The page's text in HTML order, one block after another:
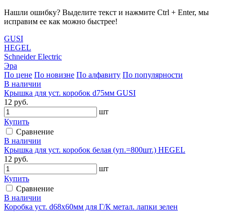
Нашли ошибку? Выделите текст и нажмите Ctrl + Enter, мы
исправим ее как можно быстрее!
GUSI
HEGEL
Schneider Electric
Эра
По цене По новизне По алфавиту По популярности
В наличии
Крышка для уст. коробок d75мм GUSI
12 руб.
шт
Купить
Сравнение
В наличии
Крышка для уст. коробок белая (уп.=800шт.) HEGEL
12 руб.
шт
Купить
Сравнение
В наличии
Коробка уст. d68х60мм для Г/К метал. лапки зелен